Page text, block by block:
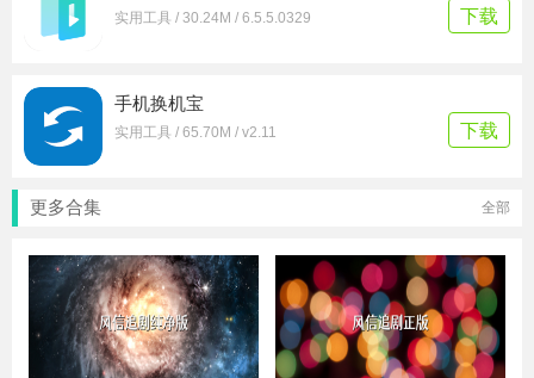
实用工具 / 30.24M / 6.5.5.0329 下载
手机换机宝
实用工具 / 65.70M / v2.11 下载
更多合集 全部